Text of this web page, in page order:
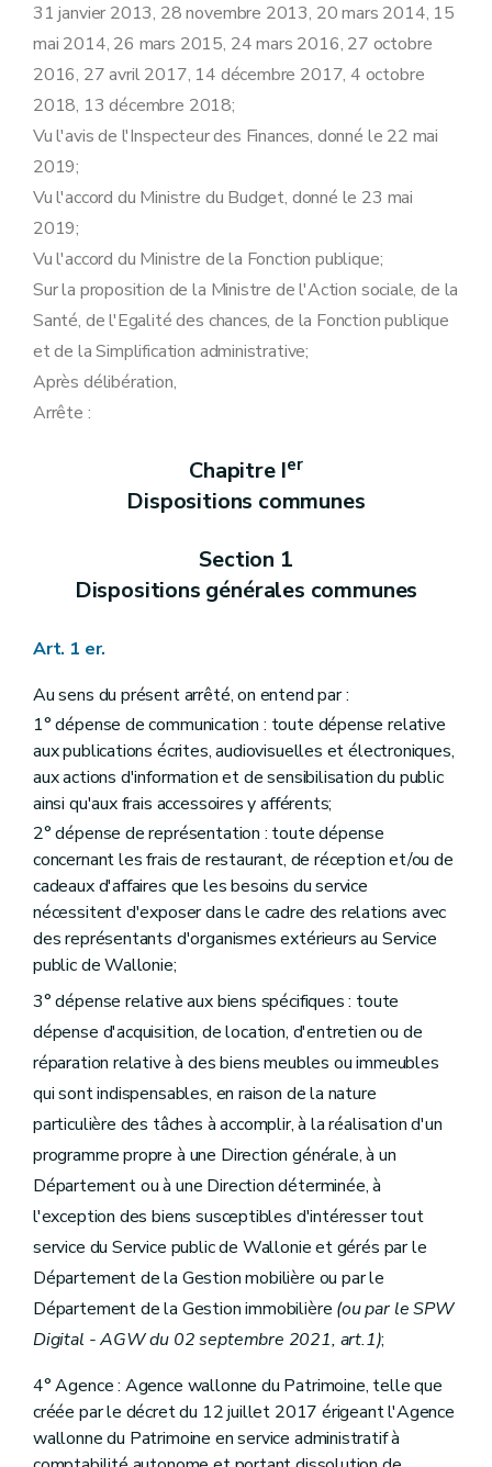
Art. 24
Art. 25
Art. 26
Section 5 Délégations particulières communes
Art. 27
Art. 28
Art. 29
Art. 31
Art. 32
Art. 34
Art. 35
Chapitre II Dispositions relatives au Service public de Wallonie Secrétariat général
Section 1 re Délégations budgétaires
Art. 36
Art. 37
Art. 38
Délégations en matière de personnel
Art. 42
Art. 46
Art. 47
Art. 49
Art. 51
Art. 52
Art. 53
Art. 54
Art. 55
Section 3
Délégations en matière de gestion immobilière
Art. 55/1
Art. 55/2
Chapitre III
(Dispositions relatives au Service public de Wallonie
Section 1
Délégations budgétaires
Sous-section 1
Art. 56
Art. 58
Sous-section 2 Dépenses inhérentes aux activités du Département du Budget et de la Trésorerie
Art. 60
Art. 61
Art. 63
Section 2 Dispositions particulières
Dispositions particulières à la Direction générale
Art. 64
Art. 65
Art. 66
Art. 67
Art. 68
Sous-section 2
Dispositions particulières au Département du Budget et de la Trésorerie
Art. 69
Art. 71
Art. 72
Art. 73
Art. 74
31 janvier 2013, 28 novembre 2013, 20 mars 2014, 15
mai 2014, 26 mars 2015, 24 mars 2016, 27 octobre
2016, 27 avril 2017, 14 décembre 2017, 4 octobre
2018, 13 décembre 2018;
Vu l'avis de l'Inspecteur des Finances, donné le 22 mai
2019;
Vu l'accord du Ministre du Budget, donné le 23 mai
2019;
Vu l'accord du Ministre de la Fonction publique;
Sur la proposition de la Ministre de l'Action sociale, de la
Santé, de l'Egalité des chances, de la Fonction publique
et de la Simplification administrative;
Après délibération,
Arrête :
Chapitre Ier
Dispositions communes
Section 1
Dispositions générales communes
Art. 1 er.
Au sens du présent arrêté, on entend par :
1° dépense de communication : toute dépense relative
aux publications écrites, audiovisuelles et électroniques,
aux actions d'information et de sensibilisation du public
ainsi qu'aux frais accessoires y afférents;
2° dépense de représentation : toute dépense
concernant les frais de restaurant, de réception et/ou de
cadeaux d'affaires que les besoins du service
nécessitent d'exposer dans le cadre des relations avec
des représentants d'organismes extérieurs au Service
public de Wallonie;
3° dépense relative aux biens spécifiques : toute
dépense d'acquisition, de location, d'entretien ou de
réparation relative à des biens meubles ou immeubles
qui sont indispensables, en raison de la nature
particulière des tâches à accomplir, à la réalisation d'un
programme propre à une Direction générale, à un
Département ou à une Direction déterminée, à
l'exception des biens susceptibles d'intéresser tout
service du Service public de Wallonie et gérés par le
Département de la Gestion mobilière ou par le
Département de la Gestion immobilière (ou par le SPW
Digital - AGW du 02 septembre 2021, art.1);
4° Agence : Agence wallonne du Patrimoine, telle que
créée par le décret du 12 juillet 2017 érigeant l'Agence
wallonne du Patrimoine en service administratif à